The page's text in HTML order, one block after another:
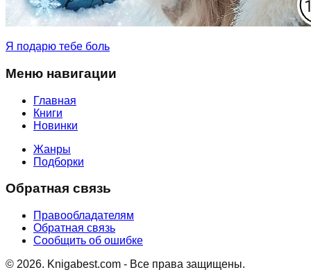
Я подарю тебе боль
Меню навигации
Главная
Книги
Новинки
Жанры
Подборки
Обратная связь
Правообладателям
Обратная связь
Сообщить об ошибке
© 2026. Knigabest.com - Все права защищены.